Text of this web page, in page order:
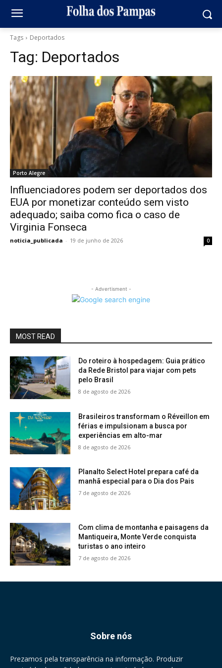
Tags Deportados
Tag: Deportados
Porto Alegre
Influenciadores podem ser deportados dos
EUA por monetizar conteúdo sem visto
adequado; saiba como fica o caso de
Virginia Fonseca
noticia_publicada - 19 de junho de 2026 0
- Advertisment -
MOST READ
Do roteiro à hospedagem: Guia prático
da Rede Bristol para viajar com pets
pelo Brasil
8 de agosto de 2026
Brasileiros transformam o Réveillon em
férias e impulsionam a busca por
experiências em alto-mar
8 de agosto de 2026
Planalto Select Hotel prepara café da
manhã especial para o Dia dos Pais
7 de agosto de 2026
Com clima de montanha e paisagens da
Mantiqueira, Monte Verde conquista
turistas o ano inteiro
7 de agosto de 2026
Sobre nós
Prezamos pela transparência na informação. Produzir